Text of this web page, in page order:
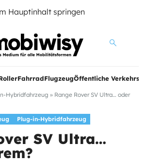
Hauptinhalt springen
FahrradFlugzeugÖffentliche
Hybridfahrzeug » Range Rover SV Ultra… oder
Plug-in-Hybridfahrzeug
SV Ultra…